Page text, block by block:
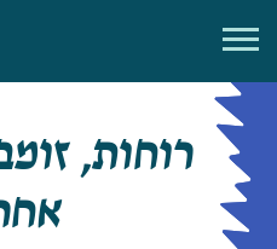
רוחות,